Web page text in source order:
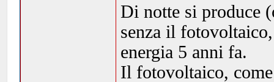
Di notte si produce
senza il
energia 5 anni fa.
Il fotovoltaico,